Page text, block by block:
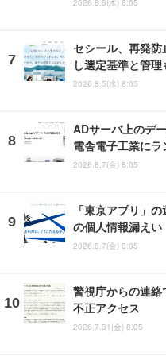
2026.8.6(木) 8:05
セシール、再発
し選定基準と管理
2026.8.5(水) 8:05
ADサーバ上のデ
電舎電子工業に
2026.8.7(金) 8:05
「東京アプリ」
の個人情報漏えい
2026.8.7(金) 8:05
警視庁からの連
不正アクセス
2026.7.31(金) 8:05